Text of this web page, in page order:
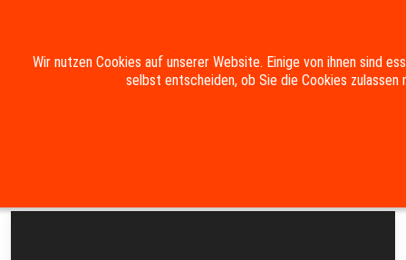
Impressum Datenschutzerklärung
Wir nutzen Cookies auf unserer Website. Einige von ihnen sind
selbst entscheiden, ob Sie die Cookies